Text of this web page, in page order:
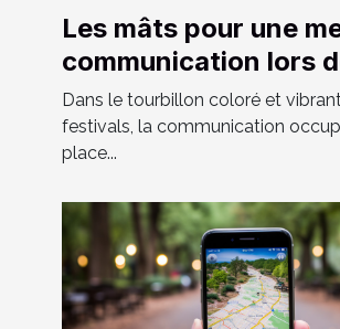
Les mâts pour une
communication lors
festivals
Dans le tourbillon coloré et
festivals, la communication
place...